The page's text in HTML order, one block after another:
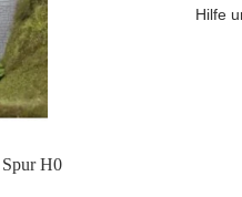
Hilfe
H0